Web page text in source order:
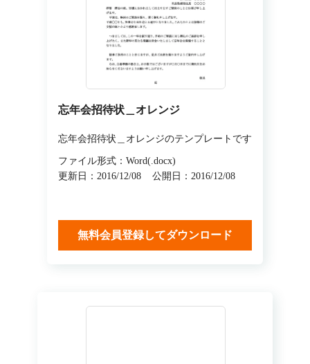
忘年会招待状＿オレンジ
忘年会招待状＿オレンジのテンプレートです
ファイル形式：Word(.docx)
更新日：2016/12/08
公開日：2016/12/08
無料会員登録してダウンロード